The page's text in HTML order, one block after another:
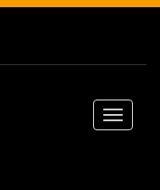
Cerrar